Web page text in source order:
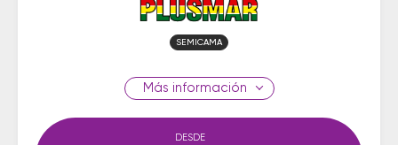
SEMICAMA
información
DESDE